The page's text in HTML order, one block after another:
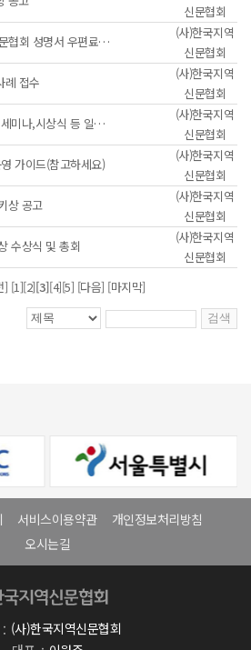
신문협회
(성명서) 한국지역신문협회 성명서 우편료 인상 반대
(사)한국지역
신문협회
례 접수
(사)한국지역
신문협회
협회 2019.6.12 국회세미나,시상식 등 일정 안내
(사)한국지역
신문협회
가이드(참고하세요)
(사)한국지역
신문협회
상 공고
(사)한국지역
신문협회
수상식 및 총회
(사)한국지역
신문협회
] [1][2][3][4][5] [다음] [마지막]
서비스이용약관
개인정보처리방침
오시는길
(사)한국지역신문협회